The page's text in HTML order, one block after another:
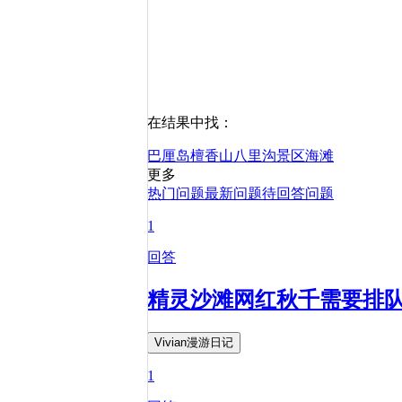
在结果中找：
巴厘岛檀香山八里沟景区海滩
更多
热门问题最新问题待回答问题
1
回答
精灵沙滩网红秋千需要排
Vivian漫游日记
1